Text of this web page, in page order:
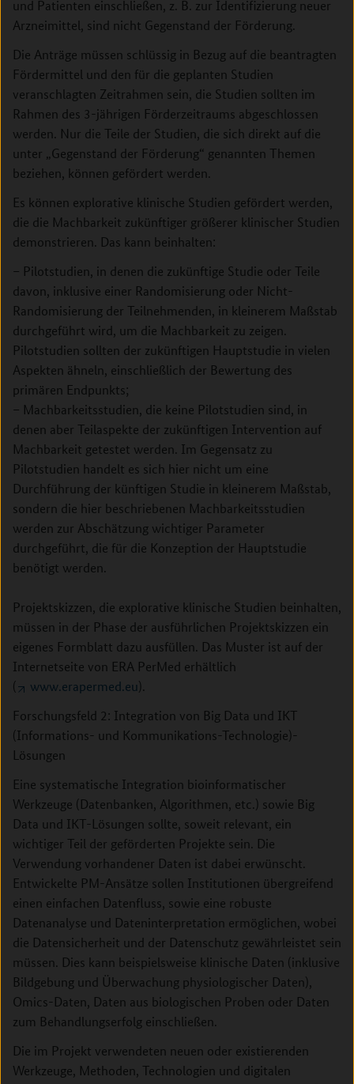
und Patienten einschließen, z. B. zur Identifizierung neuer
Arzneimittel, sind nicht Gegenstand der Förderung.
Die Anträge müssen schlüssig in Bezug auf die beantragten
Fördermittel und den für die geplanten Studien
veranschlagten Zeitrahmen sein, die Studien sollten im
Rahmen des 3-jährigen Förderzeitraums abgeschlossen
werden. Nur die Teile der Studien, die sich direkt auf die
unter „Gegenstand der Förderung“ genannten Themen
beziehen, können gefördert werden.
Es können explorative klinische Studien gefördert werden,
die die Machbarkeit zukünftiger größerer klinischer Studien
demonstrieren. Das kann beinhalten:
– Pilotstudien, in denen die zukünftige Studie oder Teile
davon, inklusive einer Randomisierung oder Nicht-
Randomisierung der Teilnehmenden, in kleinerem Maßstab
durchgeführt wird, um die Machbarkeit zu zeigen.
Pilotstudien sollten der zukünftigen Hauptstudie in vielen
Aspekten ähneln, einschließlich der Bewertung des
primären Endpunkts;
– Machbarkeitsstudien, die keine Pilotstudien sind, in
denen aber Teilaspekte der zukünftigen Intervention auf
Machbarkeit getestet werden. Im Gegensatz zu
Pilotstudien handelt es sich hier nicht um eine
Durchführung der künftigen Studie in kleinerem Maßstab,
sondern die hier beschriebenen Machbarkeitsstudien
werden zur Abschätzung wichtiger Parameter
durchgeführt, die für die Konzeption der Hauptstudie
benötigt werden.
Projektskizzen, die explorative klinische Studien beinhalten,
müssen in der Phase der ausführlichen Projektskizzen ein
eigenes Formblatt dazu ausfüllen. Das Muster ist auf der
Internetseite von ERA PerMed erhältlich
(
www.erapermed.eu).
Forschungsfeld 2: Integration von Big Data und IKT
(Informations- und Kommunikations-Technologie)-
Lösungen
Eine systematische Integration bioinformatischer
Werkzeuge (Datenbanken, Algorithmen, etc.) sowie Big
Data und IKT-Lösungen sollte, soweit relevant, ein
wichtiger Teil der geförderten Projekte sein. Die
Verwendung vorhandener Daten ist dabei erwünscht.
Entwickelte PM-Ansätze sollen Institutionen übergreifend
einen einfachen Datenfluss, sowie eine robuste
Datenanalyse und Dateninterpretation ermöglichen, wobei
die Datensicherheit und der Datenschutz gewährleistet sein
müssen. Dies kann beispielsweise klinische Daten (inklusive
Bildgebung und Überwachung physiologischer Daten),
Omics-Daten, Daten aus biologischen Proben oder Daten
zum Behandlungserfolg einschließen.
Die im Projekt verwendeten neuen oder existierenden
Werkzeuge, Methoden, Technologien und digitalen